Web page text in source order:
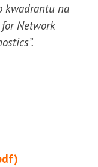
kwadrantu na
Network